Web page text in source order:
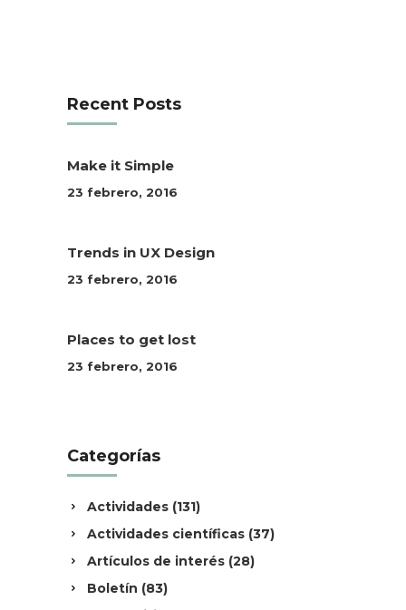
Recent Posts
Make it Simple
23 febrero, 2016
Trends in UX Design
23 febrero, 2016
Places to get lost
23 febrero, 2016
Categorías
Actividades (131)
Actividades científicas (37)
Artículos de interés (28)
Boletín (83)